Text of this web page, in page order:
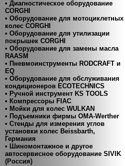
• Диагностическое оборудование
CORGHI
• Оборудование для мотоциклетных
колес CORGHI
• Оборудование для утилизации
покрышек CORGHI
• Оборудование для замены масла
RAASM
• Пневмоинструменты RODCRAFT и
EQ
• Оборудование для обслуживания
кондиционеров ECOTECHNICS
• Ручной инструмент KS TOOLS
• Компресcоры FIAC
• Мойки для колес WULKAN
• Подъемники фирмы OMA-Werther
• Стенды для измерения углов
установки колес Beissbarth,
Германия
• Шиномонтажное и другое
автосервисное оборудование SIVIK
(Россия)